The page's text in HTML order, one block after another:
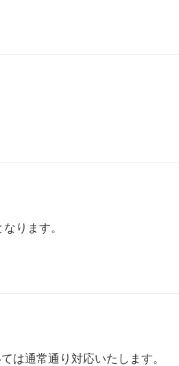
ります。
は通常通り対応いたします。